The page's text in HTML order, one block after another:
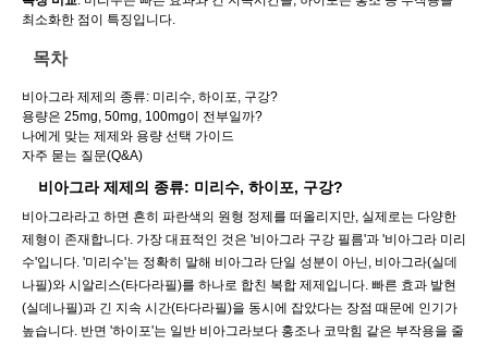
최소화한 점이 특징입니다.
목차
비아그라 제제의 종류: 미리수, 하이포, 구강?
용량은 25mg, 50mg, 100mg이 전부일까?
나에게 맞는 제제와 용량 선택 가이드
자주 묻는 질문(Q&A)
비아그라 제제의 종류: 미리수, 하이포, 구강?
비아그라라고 하면 흔히 파란색의 원형 정제를 떠올리지만, 실제로는 다양한
제형이 존재합니다. 가장 대표적인 것은 '비아그라 구강 필름'과 '비아그라 미리
수'입니다. '미리수'는 정확히 말해 비아그라 단일 성분이 아닌, 비아그라(실데
나필)와 시알리스(타다라필)를 하나로 합친 복합 제제입니다. 빠른 효과 발현
(실데나필)과 긴 지속 시간(타다라필)을 동시에 잡았다는 장점 때문에 인기가
높습니다. 반면 '하이포'는 일반 비아그라보다 홍조나 코막힘 같은 부작용을 줄